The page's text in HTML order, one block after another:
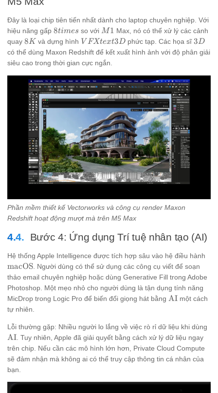
Đây là loại chip tiên tiến nhất dành cho laptop chuyên nghiệp. Với
hiệu năng gấp 8times
8times so với M1
M1 Max, nó có thể xử lý các cảnh
quay 8K
8K và dựng hình VFXtext{
3D}
V FXtext3D phức tạp. Các họa sĩ3D
3D
có thể dùng Maxon Redshift để kết xuất hình ảnh với độ phân giải
siêu cao trong thời gian cực ngắn.
Phần mềm thiết kế Vectorworks và công cụ render Maxon
Redshift hoạt động mượt mà trên M5 Max
Bước 4: Ứng dụng Trí tuệ nhân tạo (AI)
Hệ thống Apple Intelligence được tích hợp sâu vào hệ điều hành
macOS. Người dùng có thể sử dụng các công cụ viết để soạn
thảo email chuyên nghiệp hoặc dùng Generative Fill trong Adobe
Photoshop. Một mẹo nhỏ cho người dùng là tận dụng tính năng
MicDrop trong Logic Pro để biến đổi giọng hát bằng \text{AI}
AI một cách
tự nhiên.
Lỗi thường gặp: Nhiều người lo lắng về việc rò rỉ dữ liệu khi dùng
AI. Tuy nhiên, Apple đã giải quyết bằng cách xử lý dữ liệu ngay
trên chip. Nếu cần các mô hình lớn hơn, Private Cloud Compute
sẽ đảm nhận mà không ai có thể truy cập thông tin cá nhân của
bạn.